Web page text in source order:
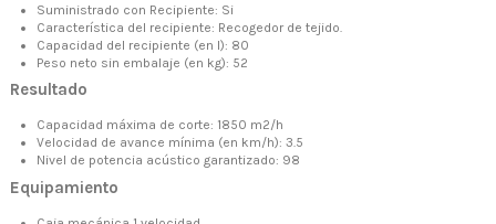
Suministrado con Recipiente: Si
Característica del recipiente: Recogedor de tejido.
Capacidad del recipiente (en l): 80
Peso neto sin embalaje (en kg): 52
Resultado
Capacidad máxima de corte: 1850 m2/h
Velocidad de avance mínima (en km/h): 3.5
Nivel de potencia acústico garantizado: 98
Equipamiento